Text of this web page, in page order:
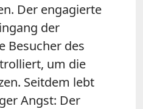
Der engagierte
der
Besucher des
um die
Seitdem lebt
Angst: Der